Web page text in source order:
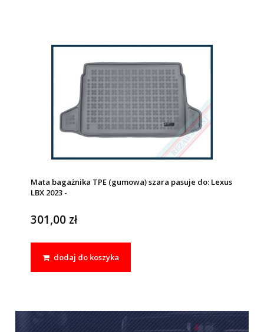
Mata bagażnika TPE (gumowa) szara pasuje do: Lexus
LBX 2023 -
301,00 zł
dodaj do koszyka